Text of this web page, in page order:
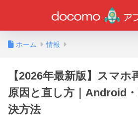
ホーム 情報
【2026年最新版】スマ
原因と直し方｜Android
決方法